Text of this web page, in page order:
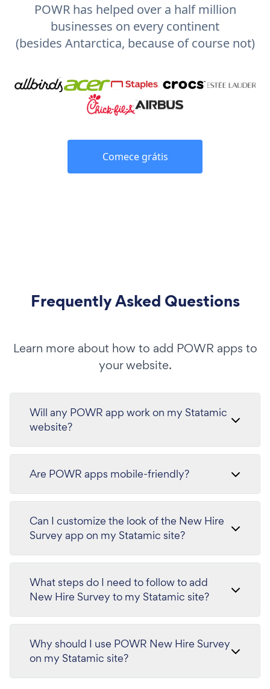
POWR has helped over a half million
businesses on every continent
(besides Antarctica, because of course not)
Comece grátis
Frequently Asked Questions
Learn more about how to add POWR apps to
your website.
Will any POWR app work on my Statamic
website?
Are POWR apps mobile-friendly?
Can I customize the look of the New Hire
Survey app on my Statamic site?
What steps do I need to follow to add
New Hire Survey to my Statamic site?
Why should I use POWR New Hire Survey
on my Statamic site?